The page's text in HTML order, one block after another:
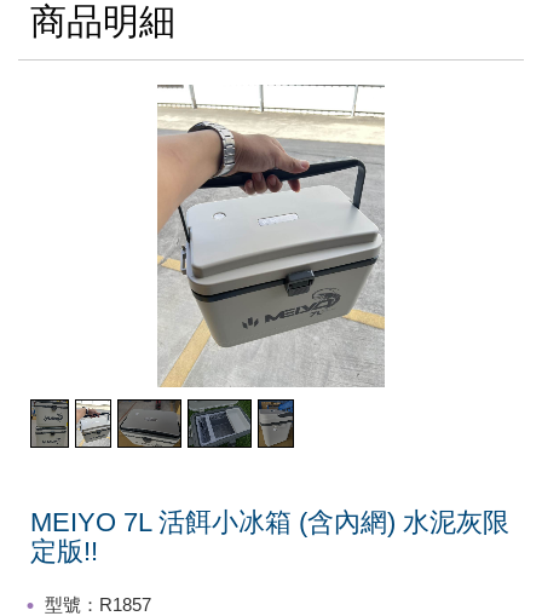
商品明細
MEIYO 7L 活餌小冰箱 (含內網) 水泥灰限
定版!!
型號：R1857